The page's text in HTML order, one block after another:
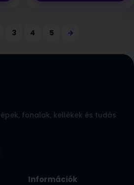
3 4 5 →
fonalak, kellékek és tudás
Információk